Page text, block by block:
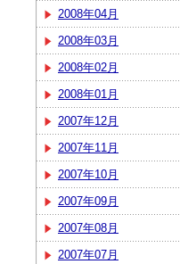
2008年04月
2008年03月
2008年02月
2008年01月
2007年12月
2007年11月
2007年10月
2007年09月
2007年08月
2007年07月